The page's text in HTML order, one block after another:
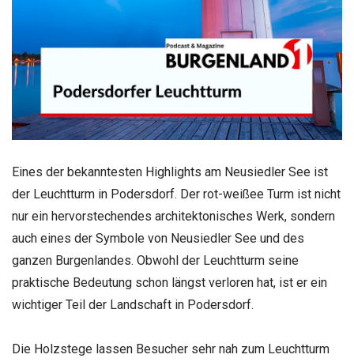
Eines der bekanntesten Highlights am Neusiedler See ist
der Leuchtturm in Podersdorf. Der rot-weißee Turm ist nicht
nur ein hervorstechendes architektonisches Werk, sondern
auch eines der Symbole von Neusiedler See und des
ganzen Burgenlandes. Obwohl der Leuchtturm seine
praktische Bedeutung schon längst verloren hat, ist er ein
wichtiger Teil der Landschaft in Podersdorf.
Die Holzstege lassen Besucher sehr nah zum Leuchtturm